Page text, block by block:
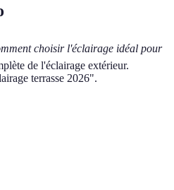
choisir l'éclairage idéal pour
de l'éclairage extérieur.
terrasse 2026".